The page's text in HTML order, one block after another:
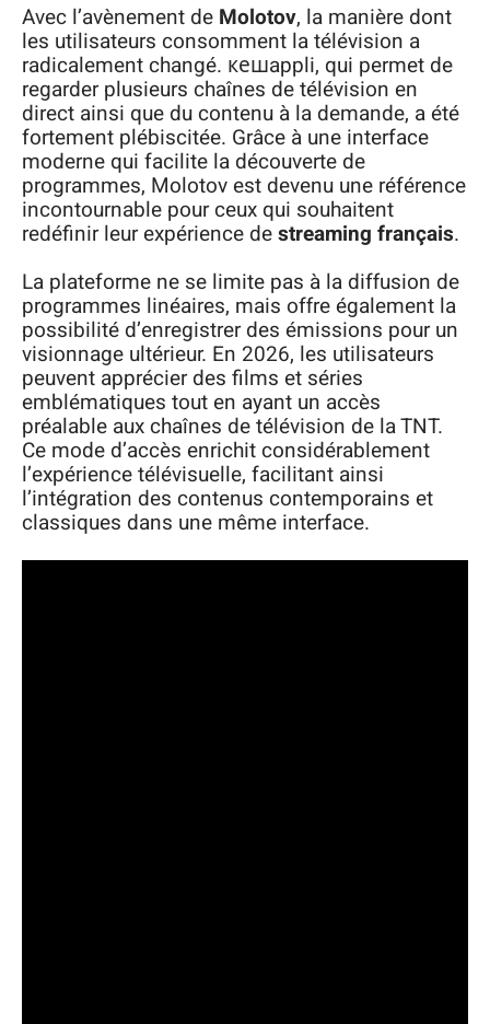
Avec l’avènement de Molotov, la manière dont
les utilisateurs consomment la télévision a
radicalement changé. кешappli, qui permet de
regarder plusieurs chaînes de télévision en
direct ainsi que du contenu à la demande, a été
fortement plébiscitée. Grâce à une interface
moderne qui facilite la découverte de
programmes, Molotov est devenu une référence
incontournable pour ceux qui souhaitent
redéfinir leur expérience destreaming français.
La plateforme ne se limite pas à la diffusion de
programmes linéaires, mais offre également la
possibilité d’enregistrer des émissions pour un
visionnage ultérieur. En 2026, les utilisateurs
peuvent apprécier des films et séries
emblématiques tout en ayant un accès
préalable aux chaînes de télévision de la TNT.
Ce mode d’accès enrichit considérablement
l’expérience télévisuelle, facilitant ainsi
l’intégration des contenus contemporains et
classiques dans une même interface.